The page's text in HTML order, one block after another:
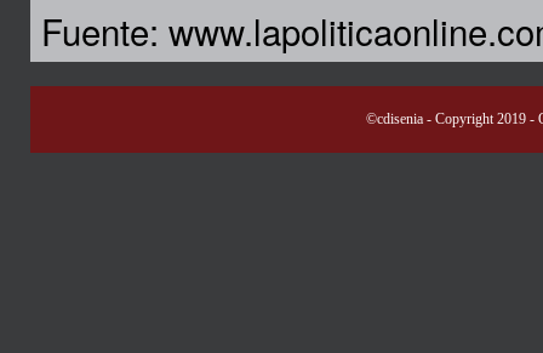
Fuente:
©cdisenia - Copyright 2019 -